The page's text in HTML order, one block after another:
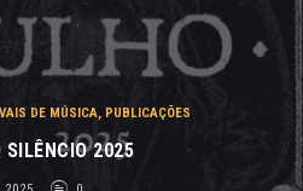
DE MÚSICA, PUBLICAÇÕES
SILÊNCIO 2025